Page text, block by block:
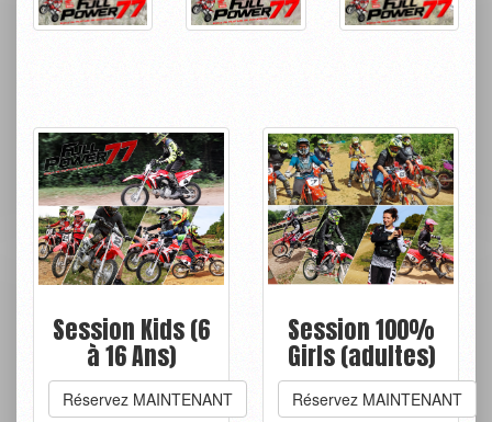
Session Kids (6
à 16 Ans)
Réservez MAINTENANT
Session 100%
Girls (adultes)
Réservez MAINTENANT